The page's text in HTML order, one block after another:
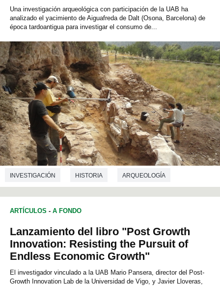
Una investigación arqueológica con participación de la UAB ha
analizado el yacimiento de Aiguafreda de Dalt (Osona, Barcelona) de
época tardoantigua para investigar el consumo de...
INVESTIGACIÓN HISTORIA ARQUEOLOGÍA
ARTÍCULOS - A FONDO
Lanzamiento del libro "Post Growth
Innovation: Resisting the Pursuit of
Endless Economic Growth"
El investigador vinculado a la UAB Mario Pansera, director del Post-
Growth Innovation Lab de la Universidad de Vigo, y Javier Lloveras,